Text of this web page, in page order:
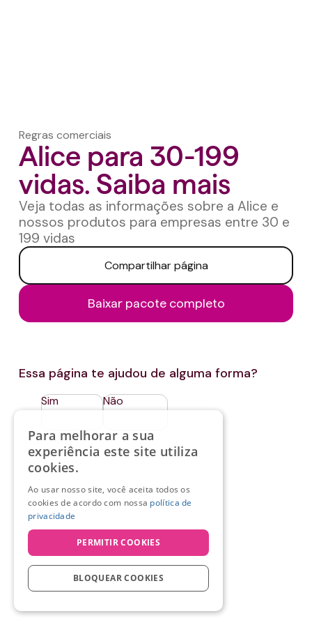
Regras comerciais
Alice para 30-199
vidas. Saiba mais
Veja todas as informações sobre a Alice e
nossos produtos para empresas entre 30 e
199 vidas
Compartilhar página
Baixar pacote completo
Essa página te ajudou de alguma forma?
Sim Não
Para melhorar a sua
experiência este site utiliza
cookies.
Ao usar nosso site, você aceita todos os
cookies de acordo com nossa política de
privacidade
PERMITIR COOKIES
BLOQUEAR COOKIES